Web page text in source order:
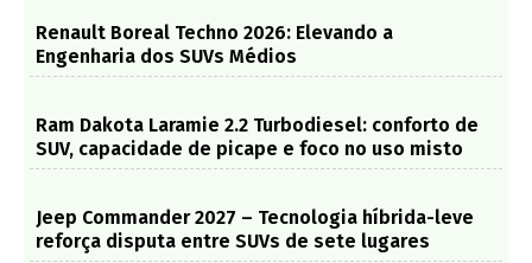
Renault Boreal Techno 2026: Elevando a
Engenharia dos SUVs Médios
Ram Dakota Laramie 2.2 Turbodiesel: conforto de
SUV, capacidade de picape e foco no uso misto
Jeep Commander 2027 – Tecnologia híbrida-leve
reforça disputa entre SUVs de sete lugares